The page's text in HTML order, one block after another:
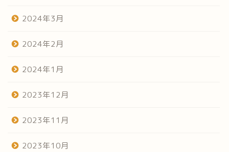
2024年3月
2024年2月
2024年1月
2023年12月
2023年11月
2023年10月